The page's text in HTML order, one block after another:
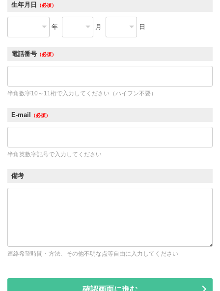
生年月日 （必須）
年 月 日
電話番号 （必須）
半角数字10～11桁で入力してください（ハイフン不要）
E-mail （必須）
半角英数字記号で入力してください
備考
連絡希望時間・方法、その他不明な点等自由に入力してください